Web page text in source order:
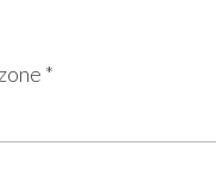
*